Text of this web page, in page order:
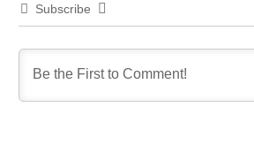
Subscribe